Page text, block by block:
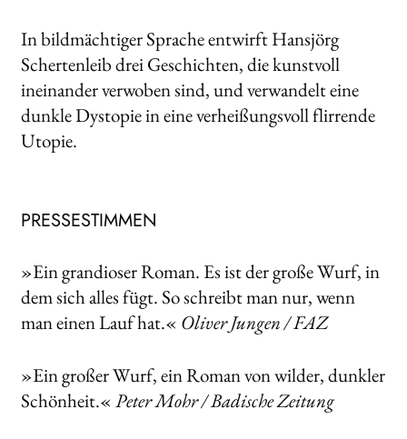
In bildmächtiger Sprache entwirft Hansjörg
Schertenleib drei Geschichten, die kunstvoll
ineinander verwoben sind, und verwandelt eine
dunkle Dystopie in eine verheißungsvoll flirrende
Utopie.
PRESSESTIMMEN
»Ein grandioser Roman. Es ist der große Wurf, in
dem sich alles fügt. So schreibt man nur, wenn
man einen Lauf hat.« Oliver Jungen / FAZ
»Ein großer Wurf, ein Roman von wilder, dunkler
Schönheit.« Peter Mohr / Badische Zeitung